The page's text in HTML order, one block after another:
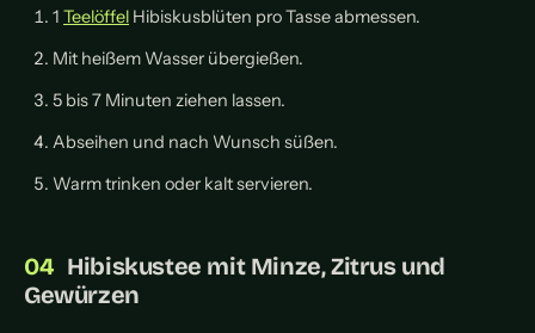
1 Teelöffel Hibiskusblüten pro Tasse abmessen.
Mit heißem Wasser übergießen.
5 bis 7 Minuten ziehen lassen.
Abseihen und nach Wunsch süßen.
Warm trinken oder kalt servieren.
Hibiskustee mit Minze, Zitrus und
Gewürzen